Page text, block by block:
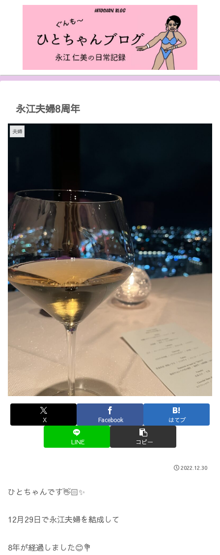
永江夫婦8周年
夫婦
X Facebook はてブ
LINE コピー
2022.12.30
ひとちゃんです👋🏻✨
12月29日で永江夫婦を結成して
8年が経過しました😊💐